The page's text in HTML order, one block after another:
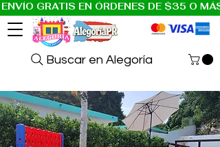
ENVÍO GRATIS EN ÓRDENES DE $35 O
Buscar en Alegoría